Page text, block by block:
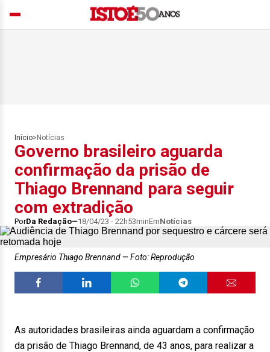
Início> Notícias
Governo brasileiro aguarda
confirmação da prisão de
Thiago Brennand para seguir
com extradição
PorDa Redação 18/04/23 - 22h53minEmNotícias
Empresário Thiago Brennand Foto: Reprodução
As autoridades brasileiras ainda aguardam a confirmação
da prisão de Thiago Brennand, de 43 anos, para realizar a